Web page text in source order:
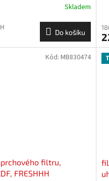
Skladem
Do košíku
filtru,
FRESHHH
Kód: MB830474